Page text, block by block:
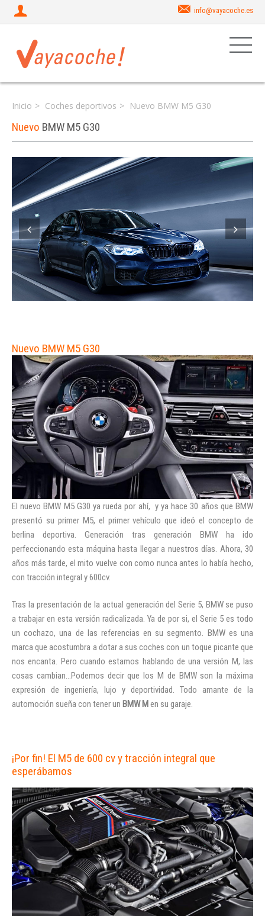
info@vayacoche.es
Inicio Coches deportivos Nuevo BMW M5 G30
Nuevo BMW M5 G30
Nuevo BMW M5 G30
El nuevo BMW M5 G30 ya rueda por ahí, y ya hace 30 años que BMW
presentó su primer M5, el primer vehículo que ideó el concepto de
berlina deportiva. Generación tras generación BMW ha ido
perfeccionando esta máquinahasta llegar a nuestros días. Ahora, 30
años más tarde, el mito vuelve concomo nunca antes lo había hecho,
con tracción integral y 600cv.
Tras la presentación de la actual generación del Serie 5, BMW se puso
a trabajar en esta versión radicalizada. Ya de por si, el Serie 5 es todo
un cochazo, una de las referencias en su segmento. BMW es una
marca que acostumbra a dotar a sus coches con un toque picante que
nos encanta. Pero cuando estamos hablando de una versión M, las
cosas cambian…Podemos decir que los M de BMW son la máxima
expresión de ingeniería, lujo y deportividad. Todo amante de la
automoción sueña con tener un BMW M en su garaje.
¡Por fin! El M5 de 600 cv y tracción integral que
esperábamos